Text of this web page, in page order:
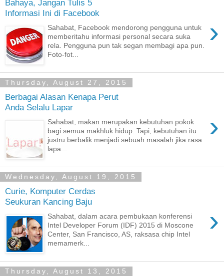
Bahaya, Jangan Tulis 5
Informasi Ini di Facebook
›
Sahabat, Facebook mendorong pengguna untuk
memberitahu informasi personal secara suka
rela. Pengguna pun tak segan membagi apa pun.
Foto-fot...
Thursday, August 27, 2015
Berbagai Alasan Kenapa Perut
Anda Selalu Lapar
›
Sahabat, makan merupakan kebutuhan pokok
bagi semua makhluk hidup. Tapi, kebutuhan itu
justru berbalik menjadi sebuah masalah jika rasa
lapa...
Wednesday, August 19, 2015
Curie, Komputer Cerdas
Seukuran Kancing Baju
›
Sahabat, dalam acara pembukaan konferensi
Intel Developer Forum (IDF) 2015 di Moscone
Center, San Francisco, AS, raksasa chip Intel
memamerk...
Thursday, August 13, 2015